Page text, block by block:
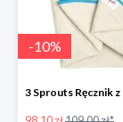
-10%